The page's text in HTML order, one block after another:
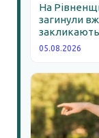
На
загинули
05.08.2026